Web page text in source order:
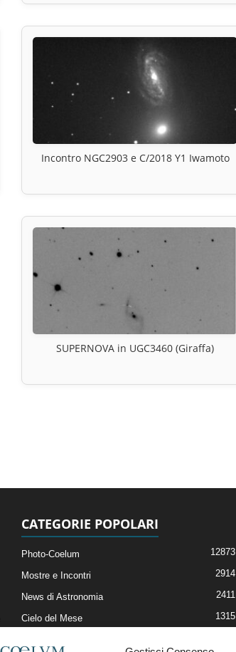
Incontro NGC2903 e C/2018 Y1 Iwamoto
SUPERNOVA in UGC3460 (Giraffa)
CATEGORIE POPOLARI
Photo-Coelum 12873
Mostre e Incontri 2914
News di Astronomia 2411
Cielo del Mese 1315